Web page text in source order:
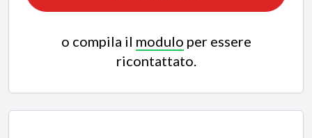
o compila il modulo per essere
ricontattato.